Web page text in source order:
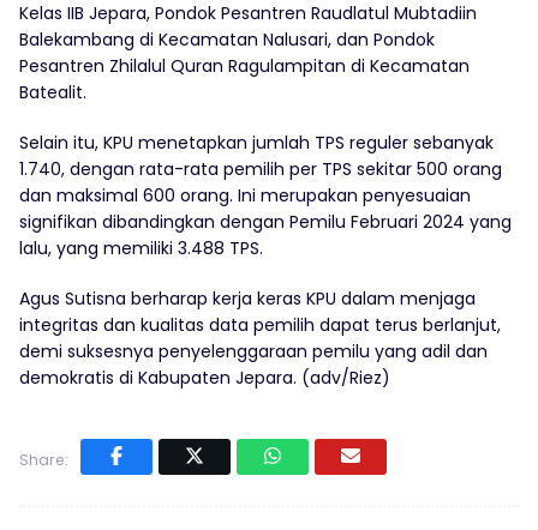
Kelas IIB Jepara, Pondok Pesantren Raudlatul Mubtadiin
Balekambang di Kecamatan Nalusari, dan Pondok
Pesantren Zhilalul Quran Ragulampitan di Kecamatan
Batealit.
Selain itu, KPU menetapkan jumlah TPS reguler sebanyak
1.740, dengan rata-rata pemilih per TPS sekitar 500 orang
dan maksimal 600 orang. Ini merupakan penyesuaian
signifikan dibandingkan dengan Pemilu Februari 2024 yang
lalu, yang memiliki 3.488 TPS.
Agus Sutisna berharap kerja keras KPU dalam menjaga
integritas dan kualitas data pemilih dapat terus berlanjut,
demi suksesnya penyelenggaraan pemilu yang adil dan
demokratis di Kabupaten Jepara. (adv/Riez)
Share: